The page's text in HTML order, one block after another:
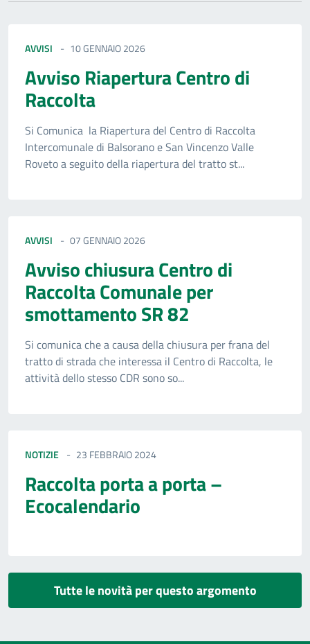
AVVISI 10 GENNAIO 2026
Avviso Riapertura Centro di
Raccolta
Si Comunica la Riapertura del Centro di Raccolta
Intercomunale di Balsorano e San Vincenzo Valle
Roveto a seguito della riapertura del tratto st...
AVVISI 07 GENNAIO 2026
Avviso chiusura Centro di
Raccolta Comunale per
smottamento SR 82
Si comunica che a causa della chiusura per frana del
tratto di strada che interessa il Centro di Raccolta, le
attività dello stesso CDR sono so...
NOTIZIE 23 FEBBRAIO 2024
Raccolta porta a porta –
Ecocalendario
Tutte le novità per questo argomento